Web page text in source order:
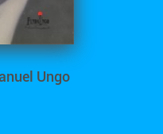
Ungo